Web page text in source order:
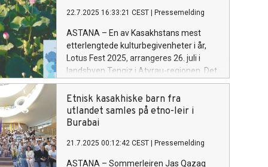
22.7.2025 16:33:21 CEST Pressemelding
ASTANA – En av Kasakhstans mest
etterlengtede kulturbegivenheter i år,
Lotus Fest 2025, arrangeres 26. juli i
landsbyen Tengiz i Atyrau-regionen. Det
opplyser regionens avdeling for intern
politikk. Lotusblomsten – en sjelden
naturgave som har vært ansett som
hellig siden antikken – tiltrekker seg
og sin sjeldenhet. Ville lotusblomster
vokser kun noen få steder i verden, og
Etnisk kasakhiske barn fra
utlandet samles på etno-leir i
Burabai
21.7.2025 00:12:42 CEST Pressemelding
ASTANA – Sommerleiren Jas Qazaq